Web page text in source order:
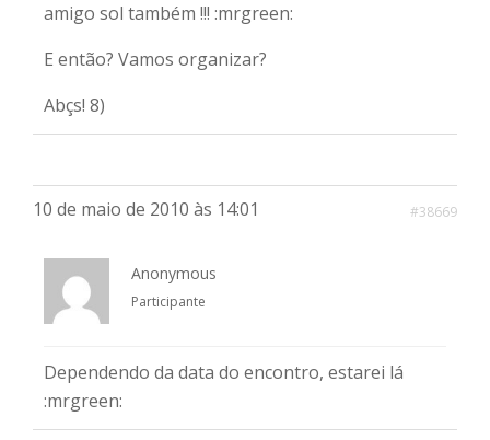
amigo sol também !!! :mrgreen:
E então? Vamos organizar?
Abçs! 8)
10 de maio de 2010 às 14:01 #38669
Anonymous
Participante
Dependendo da data do encontro, estarei lá
:mrgreen: